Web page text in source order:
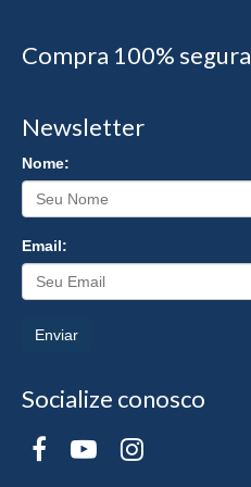
Compra 100% segura
Newsletter
Nome:
Email:
Enviar
Socialize conosco